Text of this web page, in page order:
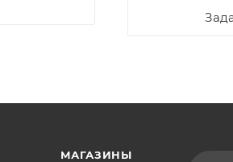
МАГАЗИНЫ